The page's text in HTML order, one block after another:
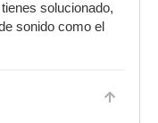
solucionado,
sonido como el